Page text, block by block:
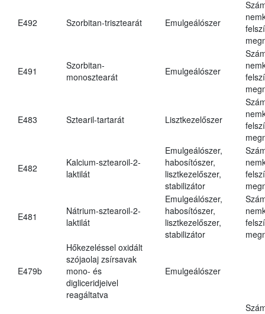
E492 Szorbitan-trisztearát Emulgeálószer
E491
Szorbitan-
monosztearát
Emulgeálószer
E483 Sztearil-tartarát Lisztkezelőszer
E482
Kalcium-sztearoil-2-
laktilát
Emulgeálószer,
habosítószer,
lisztkezelőszer,
stabilizátor
E481
Nátrium-sztearoil-2-
laktilát
Emulgeálószer,
habosítószer,
lisztkezelőszer,
stabilizátor
E479b
Hőkezeléssel oxidált
szójaolaj zsírsavak
mono- és
digliceridjeivel
reagáltatva
Emulgeálószer